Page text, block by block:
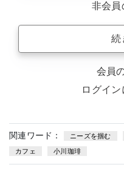
非会員
続
会員
ログイ
関連ワード： ニーズを掴む
カフェ 小川珈琲